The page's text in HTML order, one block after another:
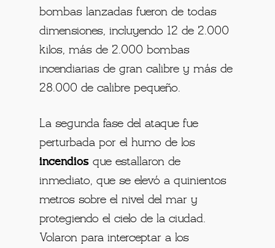
bombas lanzadas fueron de todas
dimensiones, incluyendo 12 de 2.000
kilos, más de 2.000 bombas
incendiarias de gran calibre y más de
28.000 de calibre pequeño.
La segunda fase del ataque fue
perturbada por el humo de los
incendios que estallaron de
inmediato, que se elevó a quinientos
metros sobre el nivel del mar y
protegiendo el cielo de la ciudad.
Volaron para interceptar a los